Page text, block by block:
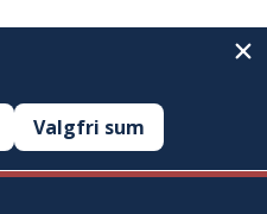
Valgfri sum